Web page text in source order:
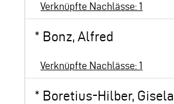
Verknüpfte Nachlässe: 1
* Bonz, Alfred
Verknüpfte Nachlässe: 1
* Boretius-Hilber, Gisela